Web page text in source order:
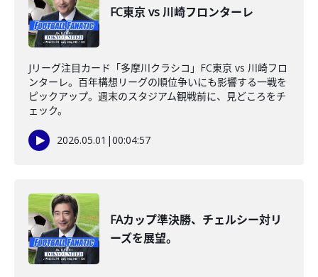
FC東京 vs 川崎フロンターレ
Jリーグ注目カード「多摩川クラシコ」FC東京 vs 川崎フロ
ンターレ。百年構想リーグの順位争いにも影響する一戦を
ピックアップ。週末のスタジアム観戦前に、見どころをチ
ェック。
2026.05.01 |00:04:57
FAカップ準決勝、チェルシー対リ
ーズを展望。